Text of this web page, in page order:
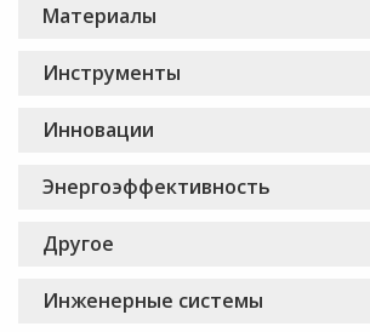
Материалы
Инструменты
Инновации
Энергоэффективность
Другое
Инженерные системы